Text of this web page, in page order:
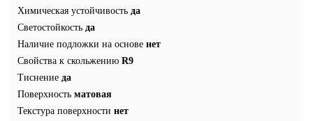
Химическая устойчивость да
Светостойкость да
Наличие подложки на основе нет
Свойства к скольжению R9
Тиснение да
Поверхность матовая
Текстура поверхности нет